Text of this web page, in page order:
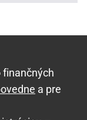
finančných
a pre